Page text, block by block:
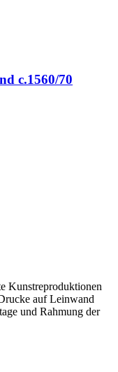
c.1560/70
Kunstreproduktionen
auf Leinwand
und Rahmung der